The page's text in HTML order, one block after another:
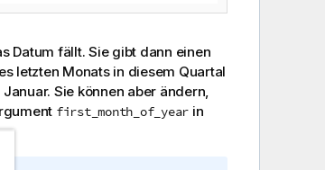
Datum fällt. Sie gibt dann einen
letzten Monats in diesem Quartal
Sie können aber ändern,
first_month_of_year in